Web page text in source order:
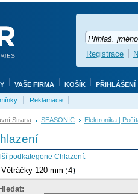
Strana SEASONIC Elektronika |
podkategorie Chlazení:
Větráčky 120 mm 4
Hledat:
VAŠE FIRMA KOŠÍK PŘIHLÁŠENÍ
Reklamace
Registrace